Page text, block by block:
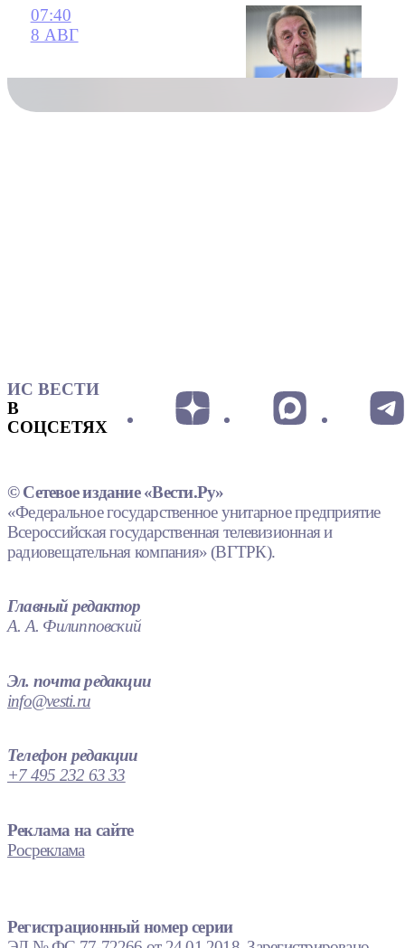
07:40
8 АВГ
ИС ВЕСТИ
В
СОЦСЕТЯХ
© Сетевое издание «Вести.Ру»
«Федеральное государственное унитарное предприятие
Всероссийская государственная телевизионная и
радиовещательная компания» (ВГТРК).
Главный редактор
А. А. Филипповский
Эл. почта редакции
info@vesti.ru
Телефон редакции
+7 495 232 63 33
Реклама на сайте
Росреклама
Регистрационный номер серии